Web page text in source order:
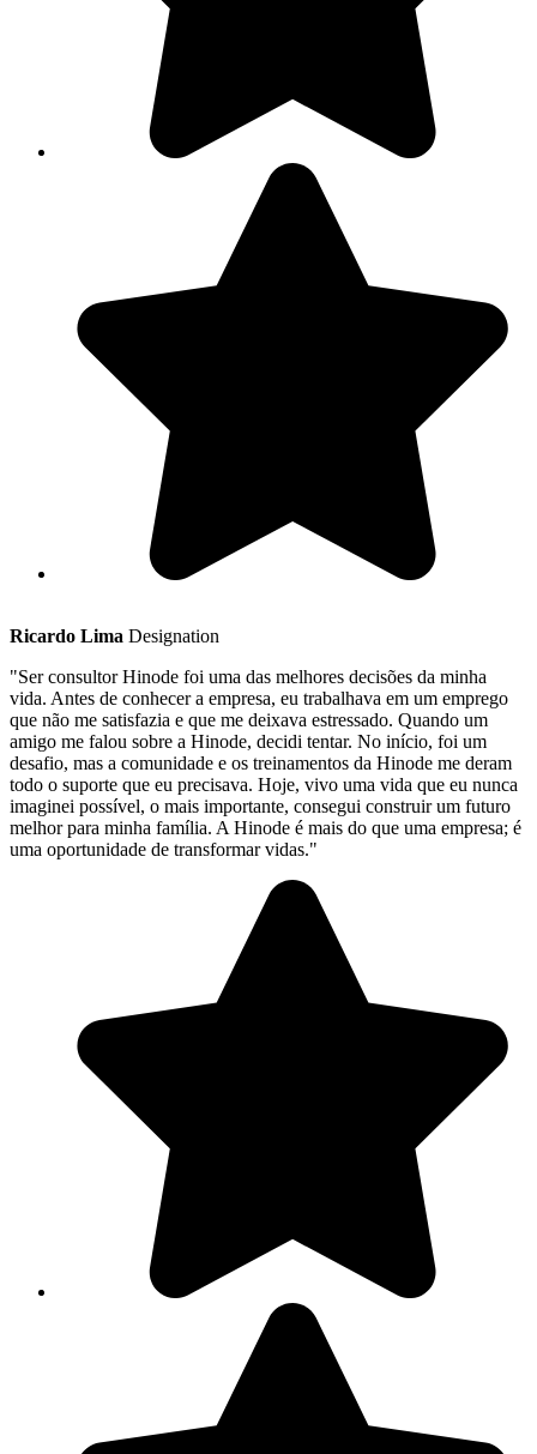
Ricardo Lima Designation
"Ser consultor Hinode foi uma das melhores decisões da minha
vida. Antes de conhecer a empresa, eu trabalhava em um emprego
que não me satisfazia e que me deixava estressado. Quando um
amigo me falou sobre a Hinode, decidi tentar. No início, foi um
desafio, mas a comunidade e os treinamentos da Hinode me deram
todo o suporte que eu precisava. Hoje, vivo uma vida que eu nunca
imaginei possível, o mais importante, consegui construir um futuro
melhor para minha família. A Hinode é mais do que uma empresa; é
uma oportunidade de transformar vidas."